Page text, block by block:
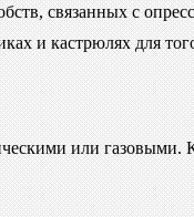
связанных с
и кастрюлях для
или